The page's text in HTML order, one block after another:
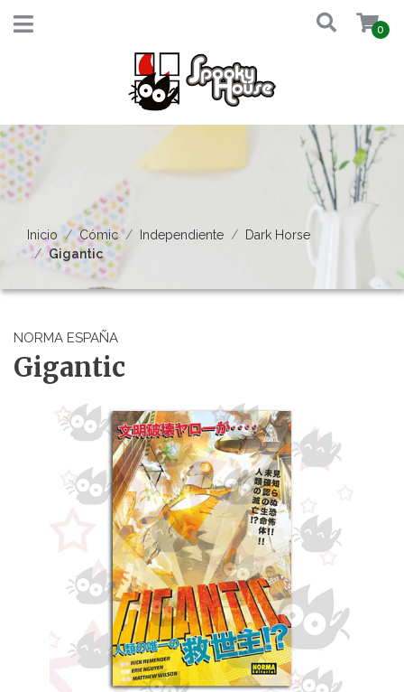
0
Inicio Cómic Independiente
Dark Horse
Gigantic
NORMA ESPAÑA
Gigantic